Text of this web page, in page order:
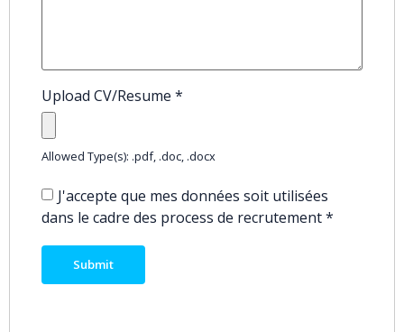
Upload CV/Resume *
Allowed Type(s): .pdf, .doc, .docx
J'accepte que mes données soit utilisées
dans le cadre des process de recrutement*